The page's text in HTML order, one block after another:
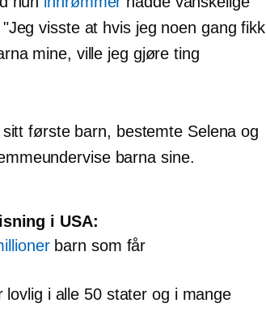
visste at hvis jeg noen gang fikk
mine, ville jeg gjøre ting
første barn, bestemte Selena og
barna sine.
i USA:
barn som får
i alle 50 stater og i mange